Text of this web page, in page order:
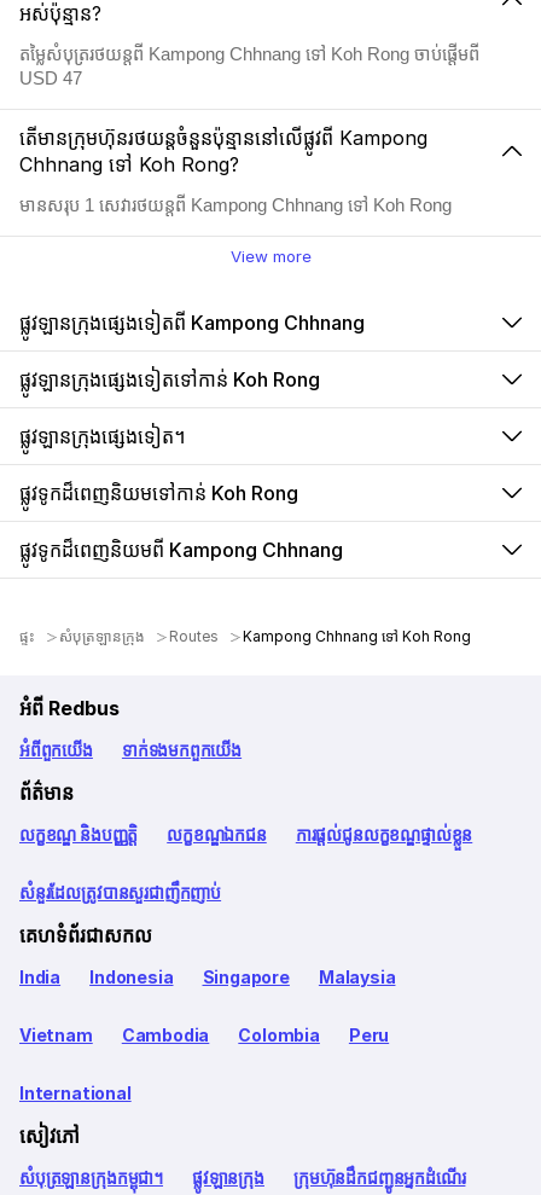
អស់ប៉ុន្មាន?
តម្លៃសំបុត្ររថយន្តពី Kampong Chhnang ទៅ Koh Rong ចាប់ផ្តើមពី
USD 47
តើមានក្រុមហ៊ុនរថយន្តចំនួនប៉ុន្មាននៅលើផ្លូវពី Kampong
Chhnang ទៅ Koh Rong?
មានសរុប 1 សេវារថយន្តពី Kampong Chhnang ទៅ Koh Rong
View more
ផ្លូវឡានក្រុងផ្សេងទៀតពី Kampong Chhnang
ផ្លូវឡានក្រុងផ្សេងទៀតទៅកាន់ Koh Rong
ផ្លូវឡានក្រុងផ្សេងទៀត។
ផ្លូវទូកដ៏ពេញនិយមទៅកាន់ Koh Rong
ផ្លូវទូកដ៏ពេញនិយមពី Kampong Chhnang
ផ្ទះ សំបុត្រឡានក្រុង Routes Kampong Chhnang ទៅ Koh Rong
អំពី Redbus
អំពី​ពួក​យើង ទាក់ទង​មក​ពួក​យើង
ព័ត៌មាន
លក្ខខណ្ឌ និងបញ្ញត្តិ លក្ខខណ្ឌឯកជន ការផ្តល់ជូនលក្ខខណ្ឌផ្ទាល់ខ្លួន
សំនួរដែលត្រូវបានសួរជាញឹកញាប់
គេហទំព័រជាសកល
India Indonesia Singapore Malaysia
Vietnam Cambodia Colombia Peru
International
សៀវភៅ
សំបុត្រឡានក្រុងកម្ពុជា។ ផ្លូវឡានក្រុង ក្រុមហ៊ុនដឹកជញ្ជូនអ្នកដំណើរ